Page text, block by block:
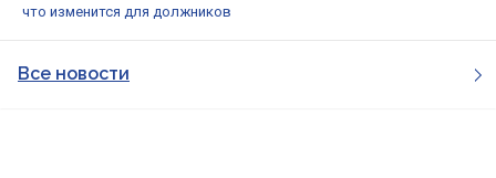
что изменится для должников
Все новости